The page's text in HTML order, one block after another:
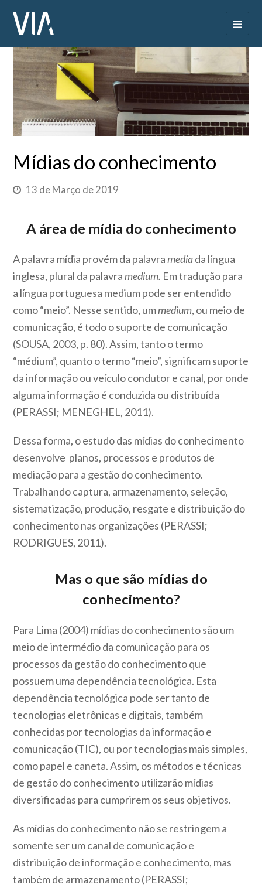
Mídias do conhecimento
13 de Março de 2019
A área de mídia do conhecimento
A palavra mídia provém da palavramediada língua
inglesa, plural da palavramedium. Em tradução para
a língua portuguesa medium pode ser entendido
como “meio”. Nesse sentido, ummedium, ou meio de
comunicação, é todo o suporte de comunicação
(SOUSA, 2003, p. 80). Assim, tanto otermo
“médium”, quanto o termo “meio”, significam suporte
da informação ou veículo condutor e canal, por onde
alguma informação é conduzida ou distribuída
(PERASSI; MENEGHEL, 2011).
Dessa forma, o estudo das mídias do conhecimento
desenvolve planos, processos e produtos de
mediação para a gestão do conhecimento.
Trabalhando captura, armazenamento, seleção,
sistematização, produção, resgate e distribuição do
conhecimento nas organizações (PERASSI;
RODRIGUES, 2011).
Mas o que são mídias do
conhecimento?
Para Lima (2004) mídias do conhecimento são um
meio de intermédio da comunicação para os
processos da gestão do conhecimento que
possuem uma dependência tecnológica. Esta
dependência tecnológica pode ser tanto de
tecnologias eletrônicas e digitais, também
conhecidas por tecnologias da informação e
comunicação (TIC), ou por tecnologias mais simples,
como papel e caneta. Assim, os métodos e técnicas
de gestão do conhecimento utilizarão mídias
diversificadas para cumprirem os seus objetivos.
As mídias do conhecimento não se restringem a
somente ser um canal de comunicação e
distribuição de informação e conhecimento, mas
também de armazenamento (PERASSI;